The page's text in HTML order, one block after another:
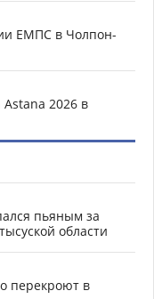
ЕМПС в Чолпон-
Astana 2026 в
пьяным за
области
перекроют в